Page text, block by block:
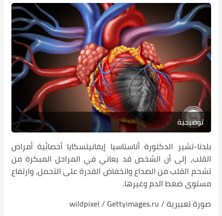
توضيحية
بلدنا-تشير الدكتورة أناستاسيا إيفانيتسكايا أخصائية أمراض
القلب، إلى أن الشخص قد يعاني في المراحل المبكرة من
تشحم القلب من الصداع وانخفاض القدرة على التحمل، وارتفاع
مستوى ضغط الدم وغيرها.
صورة تعبيرية / wildpixel / Gettyimages.ru